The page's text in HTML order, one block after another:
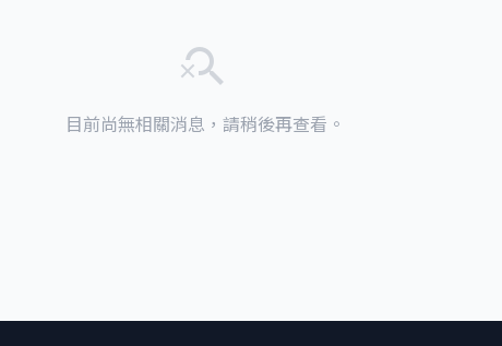
search_off
目前尚無相關消息，請稍後再查看。